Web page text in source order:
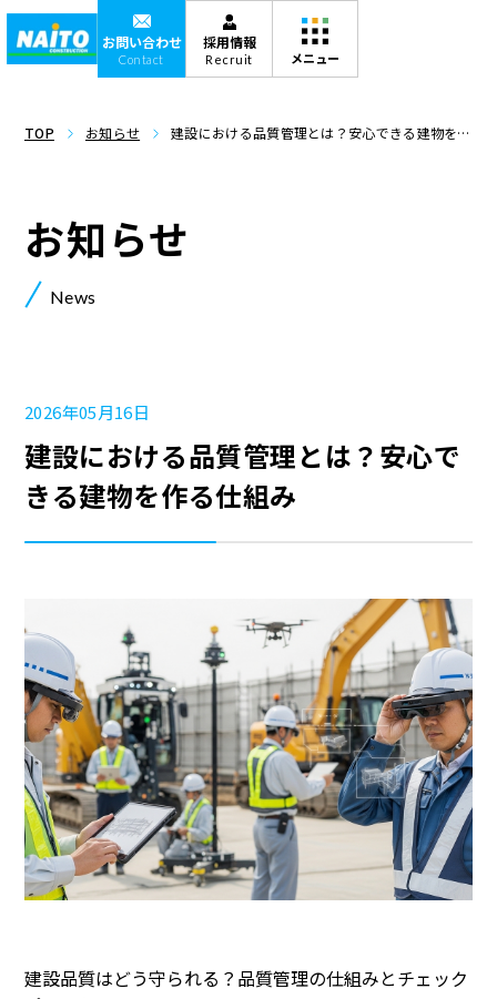
お問い合わせ
Contact
採用情報
Recruit
TOP お知らせ
建設における品質管理とは？安心できる建物を作
News
お知らせ
2026年05月16日
建設における品質管理とは？安心で
きる建物を作る仕組み
建設品質はどう守られる？品質管理の仕組みとチェック